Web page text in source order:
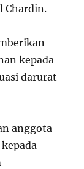
Chardin.
kepada
darurat
anggota